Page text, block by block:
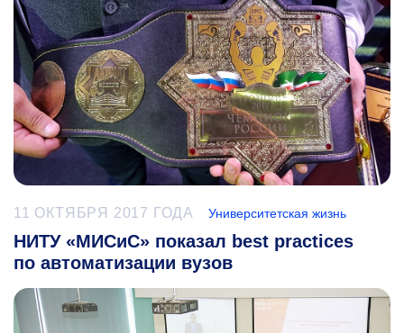
11 ОКТЯБРЯ 2017 ГОДА Университетская жизнь
НИТУ «МИСиС» показал best practices
по автоматизации вузов